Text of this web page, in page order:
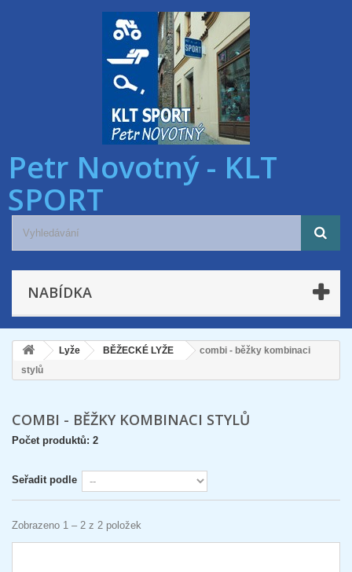
Petr Novotný - KLT
SPORT
NABÍDKA
Lyže BĚŽECKÉ LYŽE
combi - běžky kombinaci
stylů
COMBI - BĚŽKY KOMBINACI STYLŮ
Počet produktů: 2
Seřadit podle
Zobrazeno 1 – 2 z 2 položek